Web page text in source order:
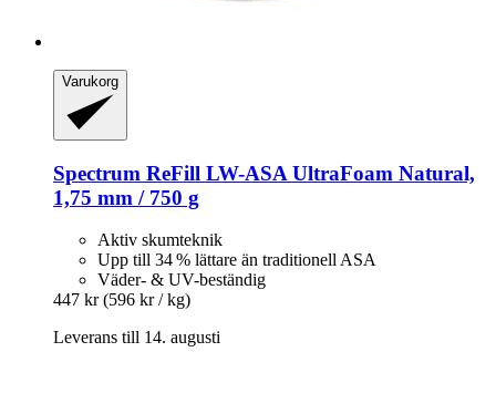
Varukorg
Spectrum ReFill LW-​ASA UltraFoam Natural,
1,75 mm / 750 g
Aktiv skumteknik
Upp till 34 % lättare än traditionell ASA
Väder- & UV-beständig
447 kr (596 kr / kg)
Leverans till 14. augusti